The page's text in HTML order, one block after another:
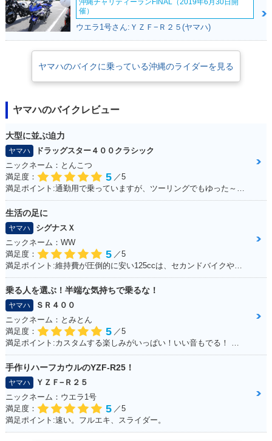
沖縄チャリティーランFINAL（2019年6月30日開
催）
ウエラ1号さん:ＹＺＦ−Ｒ２５(ヤマハ)
ヤマハのバイクに乗っている沖縄のライダーを見る
ヤマハのバイクレビュー
大型に並ぶ迫力
ヤマハ
ドラッグスター４００クラシック
ニックネーム：とんこつ
満足度：
5 ／5
満足ポイント:通勤用で乗っていますが、ツーリングでもゆった～り走るのに最適です。 車体は230～240kgと重いですが、座ったときの足つきも良く、走り出すと非常に安定感があり快適。 カスタムパーツも豊富で、バイクをいじりたい方は楽しめると思います。 収納は付いていないので、サイドバッグ等を取り付けて乗ると良いです。 クラシックタイプはシャフトドライブになっていて、メンテナンスが苦手な方にもオススメ。 大型に負けないフォルムなので「ハーレーに乗りたいけど中免しか持ってない。。」と言う方は是非！
生活の足に
ヤマハ
シグナスＸ
ニックネーム：WW
満足度：
5 ／5
満足ポイント:維持費が圧倒的に安い125ccは、セカンドバイクや通勤用としてオススメ。125ccスクーターの中でも、シグナスXの走行性能は力強く、普段の街乗りでは、力不足を感じる事はあまりない。 メットインも半ヘル2つなら余裕で入るので、収納性も抜群。
乗る人を選ぶ！半端な気持ちで乗るな！
ヤマハ
ＳＲ４００
ニックネーム：とみとん
満足度：
5 ／5
満足ポイント:カスタムする楽しみがいっぱい！いい音もでる！ シルバーの洗濯ばさみがこだわりポイントです
手作りハーフカウルのYZF-R25！
ヤマハ
ＹＺＦ−Ｒ２５
ニックネーム：ウエラ1号
満足度：
5 ／5
満足ポイント:速い。フルエキ、スライダー。